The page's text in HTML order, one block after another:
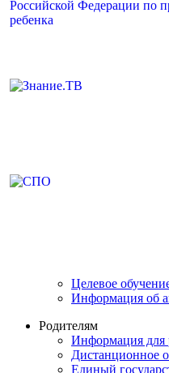
Целевое
Информация об
Родителям
Информация для
Дистанционное
Единый